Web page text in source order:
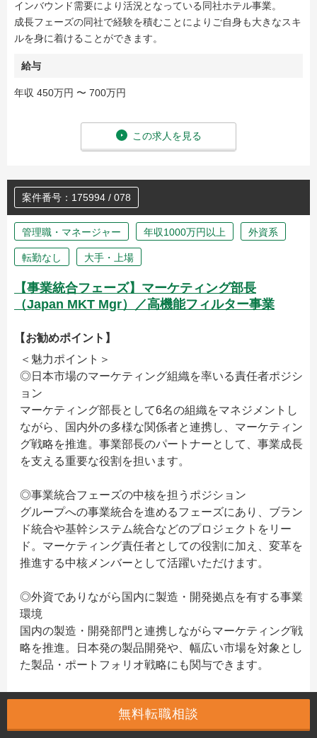
インバウンド需要により活況となっている同社ホテル事業。
成長フェーズの同社で経験を積むことによりご自身も大きなスキ
ルを身に着けることができます。
給与
年収 450万円 〜 700万円
この求人を見る
案件番号：175994 / 078
管理職・マネージャー 年収1000万円以上 外資系
転勤なし 大手・上場
【事業統合フェーズ】マーケティング部長
（Japan MKT Mgr）／高機能フィルター事業
【お勧めポイント】
＜魅力ポイント＞
◎日本市場のマーケティング組織を率いる責任者ポジシ
ョン
マーケティング部長として6名の組織をマネジメントし
ながら、国内外の多様な関係者と連携し、マーケティン
グ戦略を推進。事業部長のパートナーとして、事業成長
を支える重要な役割を担います。
◎事業統合フェーズの中核を担うポジション
グループへの事業統合を進めるフェーズにあり、ブラン
ド統合や基幹システム統合などのプロジェクトをリー
ド。マーケティング責任者としての役割に加え、変革を
推進する中核メンバーとして活躍いただけます。
◎外資でありながら国内に製造・開発拠点を有する事業
環境
国内の製造・開発部門と連携しながらマーケティング戦
略を推進。日本発の製品開発や、幅広い市場を対象とし
た製品・ポートフォリオ戦略にも関与できます。
＜このような方にオススメ＞
・マーケティング責任者として組織を率いるだけでな
く、組織横断のプロジェクトなど、新たなミッションに
無料転職相談